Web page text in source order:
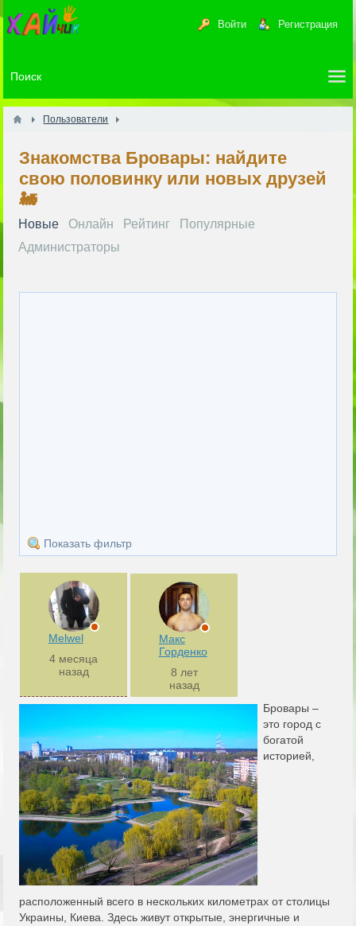
Войти Регистрация
Пользователи
Знакомства Бровары: найдите
свою половинку или новых друзей
🚂
Новые Онлайн Рейтинг
Популярные
Администраторы
Показать фильтр
Melwel
4 месяца
назад
Макс
Горденко
8 лет
назад
Бровары –
это город с
богатой
историей,
расположенный всего в нескольких километрах от столицы
Украины, Киева. Здесь живут открытые, энергичные и